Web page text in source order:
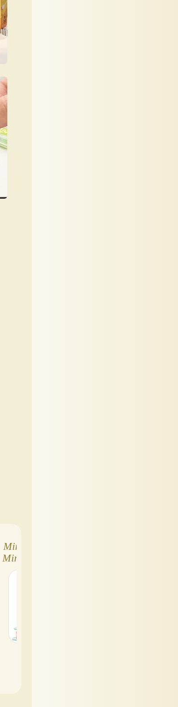
Miniverse Make It
Mini Harry Potter,
вторая волна -